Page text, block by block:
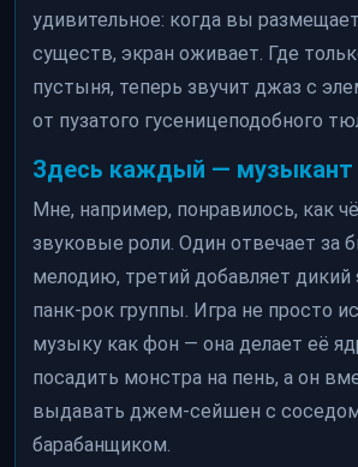
удивительное: когда вы
существ, экран оживает. Где
пустыня, теперь звучит джаз с
от пузатого гусеницеподобного
Здесь каждый — музыкант
Мне, например, понравилось, как
звуковые роли. Один отвечает за
мелодию, третий добавляет дикий
панк-рок группы. Игра не просто
музыку как фон — она делает её
посадить монстра на пень, а он
выдавать джем-сейшен с
барабанщиком.